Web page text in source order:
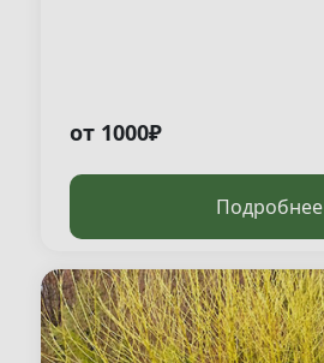
от 1000₽
Подробнее